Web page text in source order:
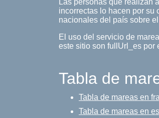
Las personas que realizan
incorrectas lo hacen por su
nacionales del país sobre
El uso del servicio de
este sitio son fullUrl_es por
Tabla de
Tabla de mareas en
Tabla de mareas en